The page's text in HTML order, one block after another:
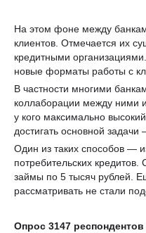
На этом фоне между
клиентов. Отмечается их
кредитными
новые форматы работы с
В частности многими
коллаборации между ними
у кого максимально
достигать основной задачи
Один из таких способов —
потребительских
займы по 5 тысяч рублей.
рассматривать не стали
Опрос 3147